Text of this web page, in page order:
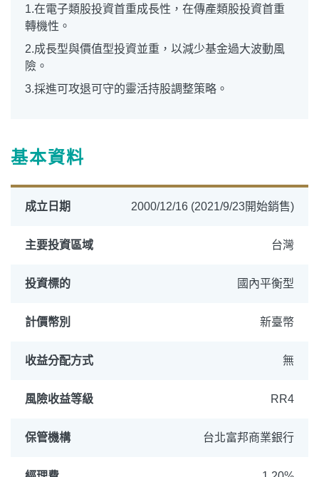
1.在電子類股投資首重成長性，在傳產類股投資首重
轉機性。
2.成長型與價值型投資並重，以減少基金過大波動風
險。
3.採進可攻退可守的靈活持股調整策略。
基本資料
成立日期 2000/12/16 (2021/9/23開始銷售)
主要投資區域 台灣
投資標的 國內平衡型
計價幣別 新臺幣
收益分配方式 無
風險收益等級 RR4
保管機構 台北富邦商業銀行